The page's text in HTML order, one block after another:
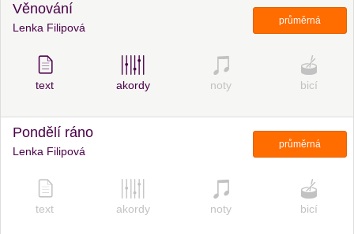
Věnování
Lenka Filipová
průměrná
text akordy noty bicí
Pondělí ráno
Lenka Filipová
průměrná
text akordy noty bicí